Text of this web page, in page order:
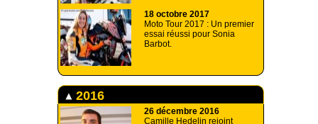
18 octobre 2017
Moto Tour 2017 : Un premier
essai réussi pour Sonia
Barbot.
2016
26 décembre 2016
Camille Hedelin rejoint